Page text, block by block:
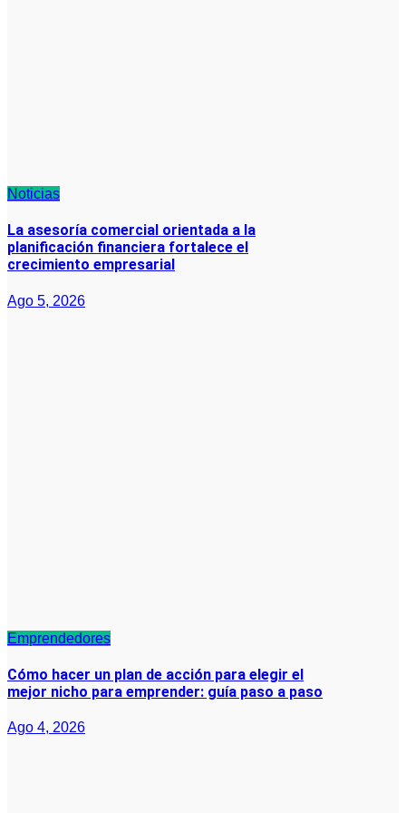
Noticias
La asesoría comercial orientada a la
planificación financiera fortalece el
crecimiento empresarial
Ago 5, 2026
Emprendedores
Cómo hacer un plan de acción para elegir el
mejor nicho para emprender: guía paso a paso
Ago 4, 2026